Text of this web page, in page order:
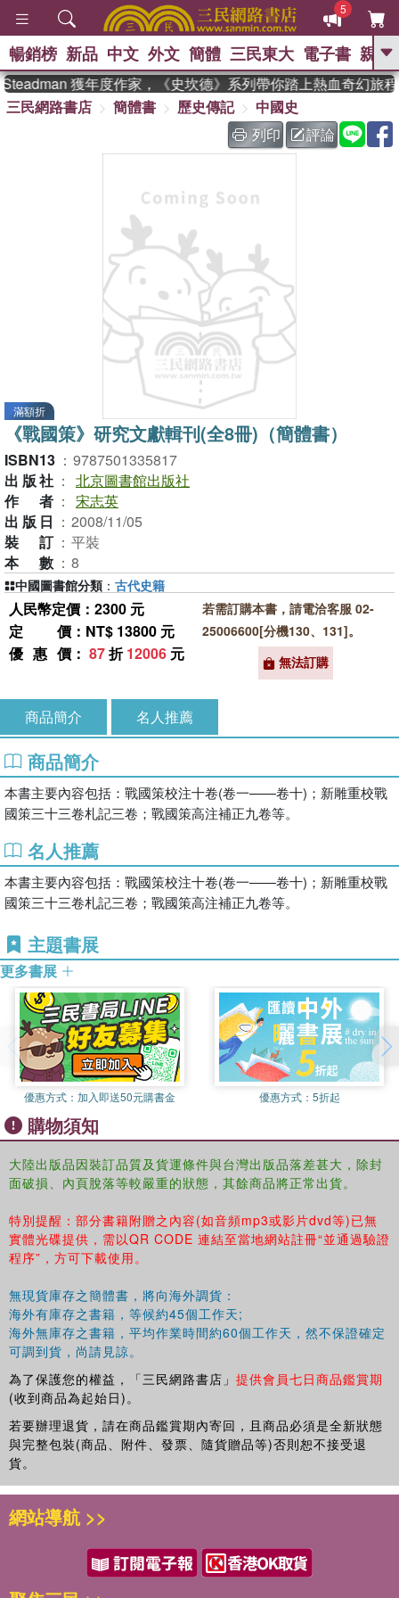
5
GO
熱搜： 東野圭吾 、 高希均教授回憶錄
The Odyssey 、 父親節 、 如果歷
史是一群喵 、 暑期推薦 、 國際布克
偉大的迷走神經
暢銷榜 新品 中文 外文 簡體 三民東大 電子書 親子
獲年度作家，《史坎德》系列帶你踏上熱血奇幻旅程
三民網路書店
簡體書 歷史傳記
中國史
列印
評論
滿額折
《戰國策》研究文獻輯刊(全8冊)（簡體書）
ISBN13 ： 9787501335817
出版社 ： 北京圖書館出版社
作者 ： 宋志英
出版日 ： 2008/11/05
裝訂 ： 平裝
本數 ： 8
人民幣定價：2300 元
定價 ：NT$ 13800 元
優惠價 ： 87折12006 元
若需訂購本書，請電洽客服 02-
25006600[分機130、131]。
無法訂購
中國圖書館分類 ： 古代史籍
商品簡介 名人推薦
商品簡介
本書主要內容包括：戰國策校注十卷(卷一——卷十)；新雕重校戰
國策三十三卷札記三卷；戰國策高注補正九卷等。
名人推薦
本書主要內容包括：戰國策校注十卷(卷一——卷十)；新雕重校戰
國策三十三卷札記三卷；戰國策高注補正九卷等。
主題書展
更多書展
優惠方式： 加入即送50元購書金 優惠方式： 5折起
購物須知
大陸出版品因裝訂品質及貨運條件與台灣出版品落差甚大，除封
面破損、內頁脫落等較嚴重的狀態，其餘商品將正常出貨。
特別提醒：部分書籍附贈之內容(如音頻mp3或影片dvd等)已無
實體光碟提供，需以QR CODE 連結至當地網站註冊“並通過驗證
程序”，方可下載使用。
無現貨庫存之簡體書，將向海外調貨：
海外有庫存之書籍，等候約45個工作天;
海外無庫存之書籍，平均作業時間約60個工作天，然不保證確定
可調到貨，尚請見諒。
為了保護您的權益，「三民網路書店」 提供會員七日商品鑑賞期
(收到商品為起始日)。
若要辦理退貨，請在商品鑑賞期內寄回，且商品必須是全新狀態
與完整包裝(商品、附件、發票、隨貨贈品等)否則恕不接受退
貨。
網站導航 >>